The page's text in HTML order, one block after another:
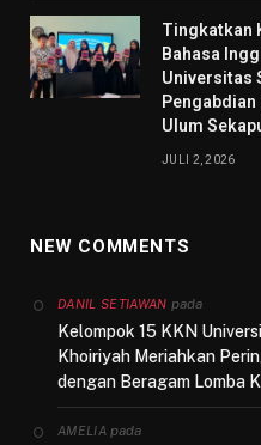
Tingkatkan
Bahasa
Universitas
Pengabdian
Ulum
JULI 2, 2026
NEW COMMENTS
DANIL SETIAWAN pada
Kelompok 15 KKN
Khoiriyah Meriahkan
dengan Beragam Lomba
AMELIApada